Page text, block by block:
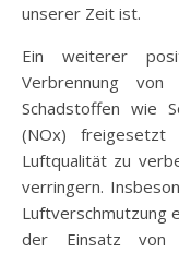
unserer Zeit ist.
Ein weiterer
Verbrennung
Schadstoffen wie
(NOx)
Luftqualität zu
verringern.
Luftverschmutzung
der Einsatz von